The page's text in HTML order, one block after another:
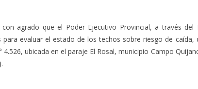
agrado que el Poder Ejecutivo Provincial, a través
evaluar el estado de los techos sobre riesgo de
ubicada en el paraje El Rosal, municipio Campo